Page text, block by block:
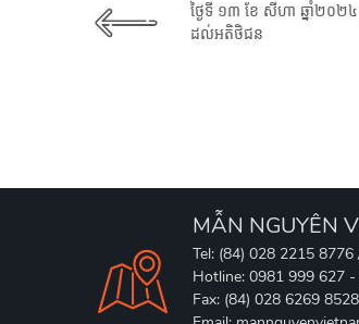
ថ្ងៃទី ១៣ ខែ សីហា ឆ្នាំ២០២
ដល់អតិថិជន
MẪN NGUYÊN
Tel: (84) 028 2215
Hotline: 0981 999 627
Fax: (84) 028 6269 8528